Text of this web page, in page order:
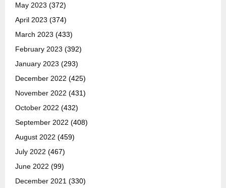
May 2023 (372)
April 2023 (374)
March 2023 (433)
February 2023 (392)
January 2023 (293)
December 2022 (425)
November 2022 (431)
October 2022 (432)
September 2022 (408)
August 2022 (459)
July 2022 (467)
June 2022 (99)
December 2021 (330)